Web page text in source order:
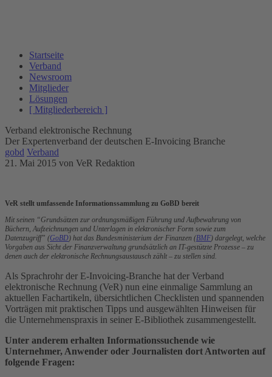
Startseite
Verband
Newsroom
Mitglieder
Lösungen
[ Mitgliederbereich ]
Verband elektronische Rechnung
Der Expertenverband der deutschen E-Invoicing Branche
gobd Verband
21. Mai 2015 von VeR Redaktion
VeR stellt umfassende Informationssammlung zu GoBD bereit
Mit seinen “Grundsätzen zur ordnungsmäßigen Führung und Aufbewahrung von
Büchern, Aufzeichnungen und Unterlagen in elektronischer Form sowie zum
Datenzugriff” (GoBD) hat das Bundesministerium der Finanzen (BMF) dargelegt, welche
Vorgaben aus Sicht der Finanzverwaltung grundsätzlich an IT-gestützte Prozesse – zu
denen auch der elektronische Rechnungsaustausch zählt – zu stellen sind.
Als Sprachrohr der E-Invoicing-Branche hat der Verband
elektronische Rechnung (VeR) nun eine einmalige Sammlung an
aktuellen Fachartikeln, übersichtlichen Checklisten und spannenden
Vorträgen mit praktischen Tipps und ausgewählten Hinweisen für
die Unternehmenspraxis in seiner E-Bibliothek zusammengestellt.
Unter anderem erhalten Informationssuchende wie
Unternehmer, Anwender oder Journalisten dort Antworten auf
folgende Fragen: